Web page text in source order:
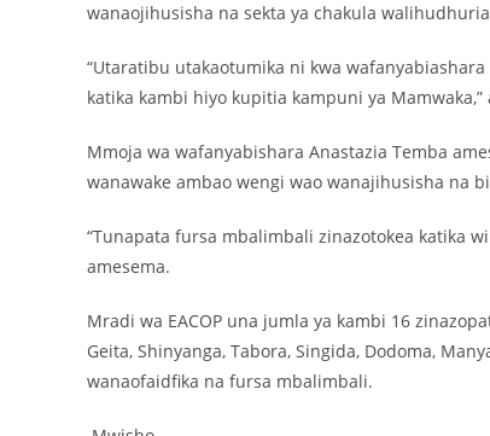
wanaojihusisha na sekta ya chakula
“Utaratibu utakaotumika ni kwa
katika kambi hiyo kupitia kampuni ya Mamwaka,”
Mmoja wa wafanyabishara Anastazia Temba
wanawake ambao wengi wao wanajihusisha na
“Tunapata fursa mbalimbali zinazotokea katika
amesema.
Mradi wa EACOP una jumla ya kambi 16
Geita, Shinyanga, Tabora, Singida, Dodoma,
wanaofaidfika na fursa mbalimbali.